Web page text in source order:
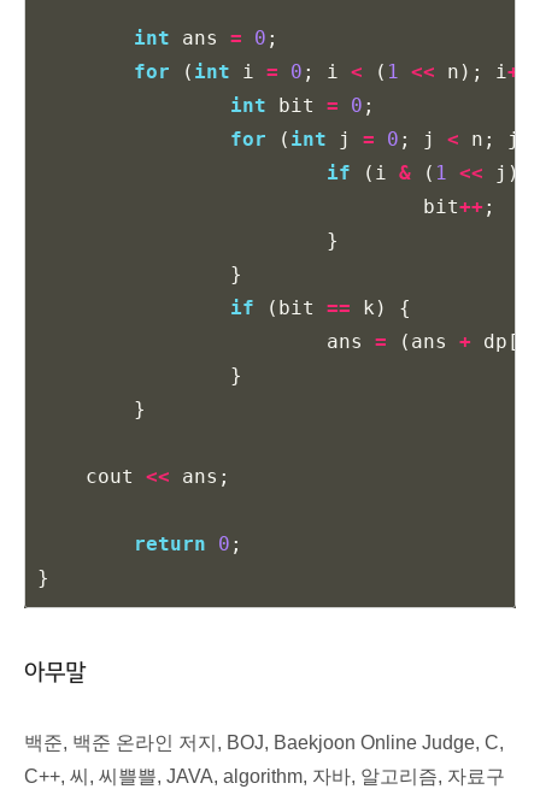
int ans = 0 ;
for
( int i = 0 ; i < ( 1 << n ); i++
int
bit = 0 ;
for
( int j = 0 ; j < n ; j
if
( i & ( 1 << j ))
bit++ ;
}
}
if
( bit == k )
{
ans
= ( ans + dp [
}
}
cout << ans ;
return 0 ;
}
아무말
백준, 백준 온라인 저지, BOJ, Baekjoon Online Judge, C,
C++, 씨, 씨쁠쁠, JAVA, algorithm, 자바, 알고리즘, 자료구